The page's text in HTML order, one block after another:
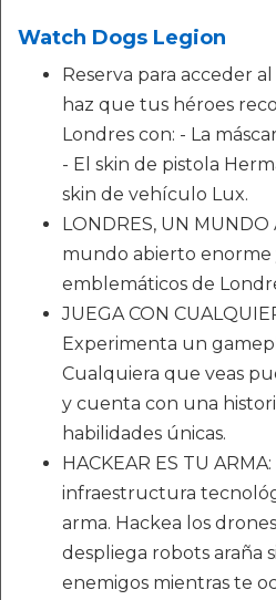
Watch Dogs Legion
Reserva para acceder
haz que tus héroes
Londres con: - La
- El skin de pistola
skin de vehículo Lux.
LONDRES, UN
mundo abierto enorme
emblemáticos de
JUEGA CON
Experimenta un
Cualquiera que veas
y cuenta con una
habilidades únicas.
HACKEAR ES TU
infraestructura
arma. Hackea los
despliega robots araña
enemigos mientras te